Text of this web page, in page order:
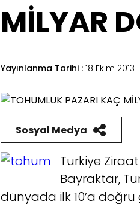
MİLYAR
Yayınlanma Tarihi : 18 Ekim 2013
Sosyal Medya
Türkiye
Bayraktar,
dünyada ilk 10’a doğru